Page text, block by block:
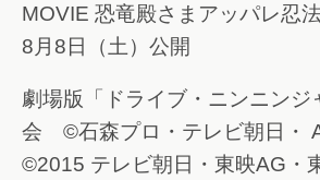
MOVIE 恐竜殿さまアッパレ忍法
8月8日（土）公開
劇場版「ドライブ・ニンニンジ
会 ©石森プロ・テレビ朝日・
©2015 テレビ朝日・東映AG・